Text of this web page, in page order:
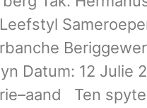
Datum: 12 Julie
Ten